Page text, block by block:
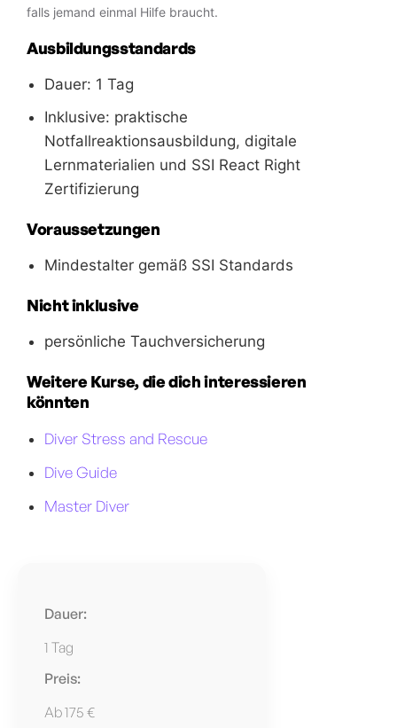
falls jemand einmal Hilfe braucht.
Ausbildungsstandards
Dauer: 1 Tag
Inklusive: praktische
Notfallreaktionsausbildung, digitale
Lernmaterialien und SSI React Right
Zertifizierung
Voraussetzungen
Mindestalter gemäß SSI Standards
Nicht inklusive
persönliche Tauchversicherung
Weitere Kurse, die dich interessieren
könnten
Diver Stress and Rescue
Dive Guide
Master Diver
Dauer:
1 Tag
Preis:
Ab 175 €